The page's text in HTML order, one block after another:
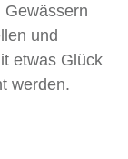
und
etwas Glück
werden.